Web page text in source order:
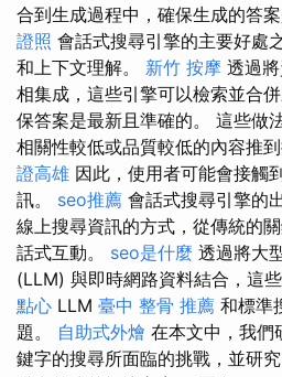
合到生成過程中，確保生成的答
證照 會話式搜尋引擎的主要好處
和上下文理解。 新竹 按摩 透過
相集成，這些引擎可以檢索並合
保答案是最新且準確的。 這些做
相關性較低或品質較低的內容推
證高雄 因此，使用者可能會接觸
訊。 seo推薦 會話式搜尋引擎的
線上搜尋資訊的方式，從傳統的
話式互動。 seo是什麼 透過將大
(LLM) 與即時網路資料結合，這
點心 LLM 臺中 整骨 推薦 和標準
題。 自助式外燴 在本文中，我們
鍵字的搜尋所面臨的挑戰，並研